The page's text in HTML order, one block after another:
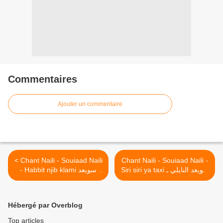
Commentaires
Ajouter un commentaire
< Chant Naili - Souiaad Naili
- Habbit njib klami سويعد
النايلي ـ حبيت نجيب كلامي
Chant Naili - Souiaad Naili -
Siri siri ya taxi سويعد النايلي ـ
سيري سيري يا طكسي >
Hébergé par Overblog
Top articles